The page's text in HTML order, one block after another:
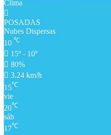
Clima
POSADAS
Nubes Dispersas
10 ℃
15º - 10º
80%
3.24 km/h
15℃
vie
20℃
sáb
17℃